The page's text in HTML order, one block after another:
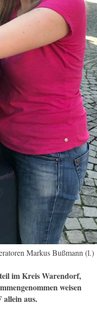
Markus Bußmann (l.)
im Kreis Warendorf,
weisen
allein aus.